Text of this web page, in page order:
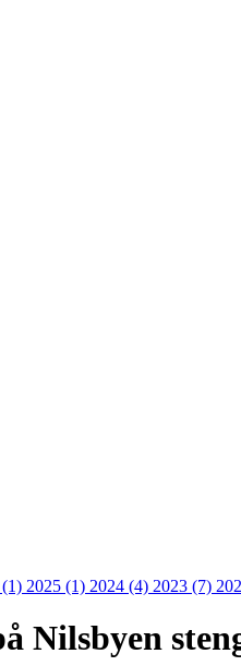
2025 (1) 2024 (4) 2023 (7)
Nilsbyen